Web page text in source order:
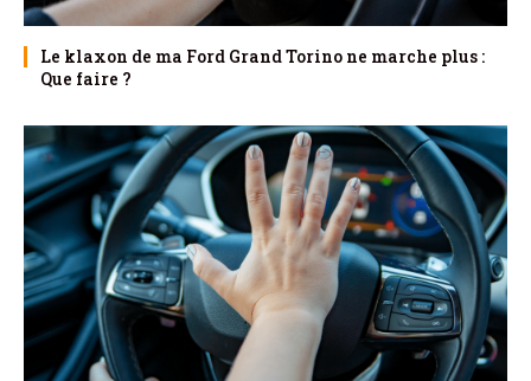
Le klaxon de ma Ford Grand Torino ne marche plus :
Que faire ?